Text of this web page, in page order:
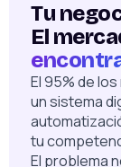
Tu
El
El 95% de
un sistema
tu
El problema